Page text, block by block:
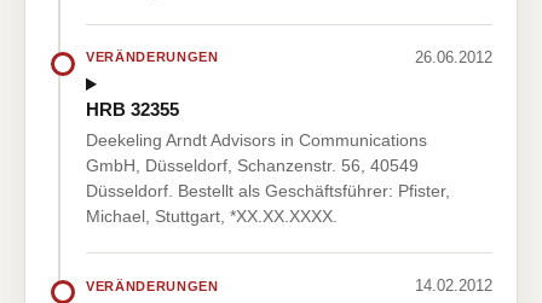
VERÄNDERUNGEN 26.06.2012
HRB 32355
Deekeling Arndt Advisors in Communications
GmbH, Düsseldorf, Schanzenstr. 56, 40549
Düsseldorf. Bestellt als Geschäftsführer: Pfister,
Michael, Stuttgart, *XX.XX.XXXX.
VERÄNDERUNGEN 14.02.2012